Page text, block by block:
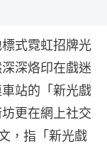
式霓虹招牌光
深烙印在戲迷
站的「新光戲
更在網上社交
，指「新光戲